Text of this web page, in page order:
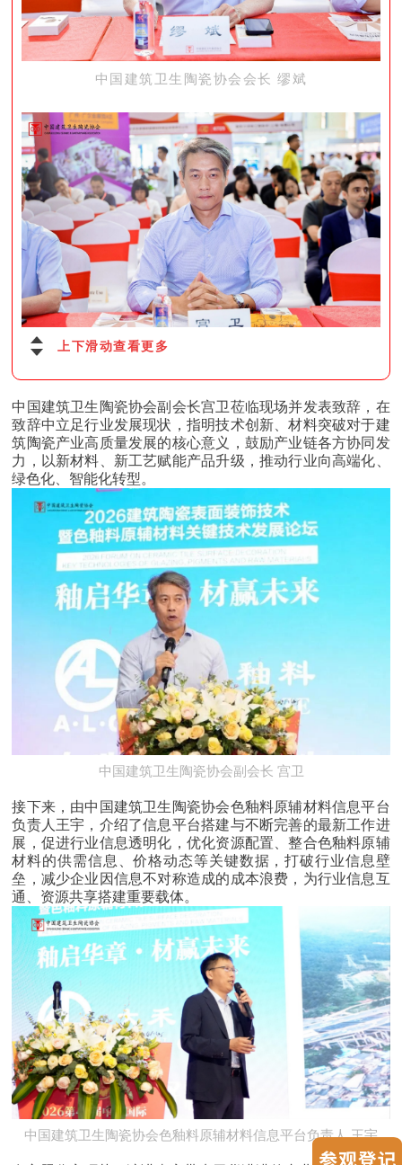
中国建筑卫生陶瓷协会会长 缪斌
中国建筑卫生陶瓷协会秘书长 朱保花
中国建筑卫生陶瓷协会高级顾问景德镇陶瓷大学教授
张柏清
上下滑动查看更多
中国建筑卫生陶瓷协会副会长宫卫莅临现场并发表致辞，在
致辞中立足行业发展现状，指明技术创新、材料突破对于建
筑陶瓷产业高质量发展的核心意义，鼓励产业链各方协同发
力，以新材料、新工艺赋能产品升级，推动行业向高端化、
绿色化、智能化转型。
中国建筑卫生陶瓷协会副会长 宫卫
接下来，由中国建筑卫生陶瓷协会色釉料原辅材料信息平台
负责人王宇，介绍了信息平台搭建与不断完善的最新工作进
展，促进行业信息透明化，优化资源配置、整合色釉料原辅
材料的供需信息、价格动态等关键数据，打破行业信息壁
垒，减少企业因信息不对称造成的成本浪费，为行业信息互
通、资源共享搭建重要载体。
中国建筑卫生陶瓷协会色釉料原辅材料信息平台负责人 王宇